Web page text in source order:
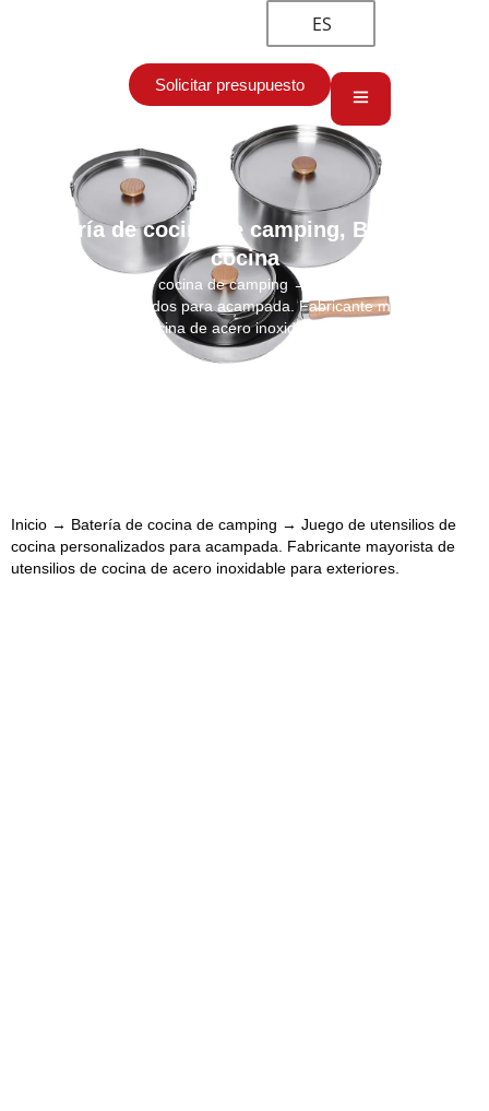
ES
Solicitar presupuesto
Batería de cocina de camping, Batería de
cocina
Batería de cocina de camping → Juego de utensilios de
cocina personalizados para acampada. Fabricante mayorista de
utensilios de cocina de acero inoxidable para exteriores.
Inicio → Batería de cocina de camping → Juego de utensilios de
cocina personalizados para acampada. Fabricante mayorista de
utensilios de cocina de acero inoxidable para exteriores.